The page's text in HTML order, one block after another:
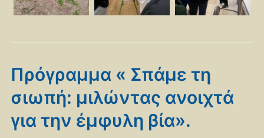
Πρόγραμμα « Σπάμε τη
σιωπή: μιλώντας ανοιχτά
για την έμφυλη βία».